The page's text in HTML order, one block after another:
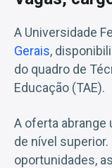
A Universidade
Gerais,
do quadro de
Educação (TAE).
A oferta abrange
de nível
oportunidades,